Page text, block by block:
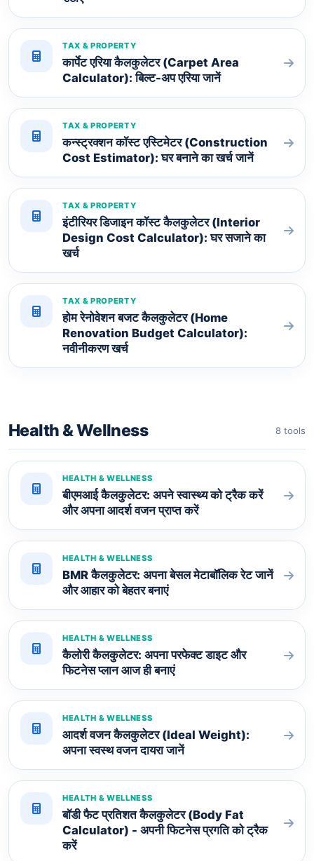
TAX & PROPERTY
कार्पेट एरिया कैलकुलेटर (Carpet Area
Calculator): बिल्ट-अप एरिया जानें
TAX & PROPERTY
कन्स्ट्रक्शन कॉस्ट एस्टिमेटर (Construction
Cost Estimator): घर बनाने का खर्च जानें
TAX & PROPERTY
इंटीरियर डिजाइन कॉस्ट कैलकुलेटर (Interior
Design Cost Calculator): घर सजाने का
खर्च
TAX & PROPERTY
होम रेनोवेशन बजट कैलकुलेटर (Home
Renovation Budget Calculator):
नवीनीकरण खर्च
Health & Wellness 8 tools
HEALTH & WELLNESS
बीएमआई कैलकुलेटर: अपने स्वास्थ्य को ट्रैक करें
और अपना आदर्श वजन प्राप्त करें
HEALTH & WELLNESS
BMR कैलकुलेटर: अपना बेसल मेटाबॉलिक रेट जानें
और आहार को बेहतर बनाएं
HEALTH & WELLNESS
कैलोरी कैलकुलेटर: अपना परफेक्ट डाइट और
फिटनेस प्लान आज ही बनाएं
HEALTH & WELLNESS
आदर्श वजन कैलकुलेटर (Ideal Weight):
अपना स्वस्थ वजन दायरा जानें
HEALTH & WELLNESS
बॉडी फैट प्रतिशत कैलकुलेटर (Body Fat
Calculator) - अपनी फिटनेस प्रगति को ट्रैक
करें